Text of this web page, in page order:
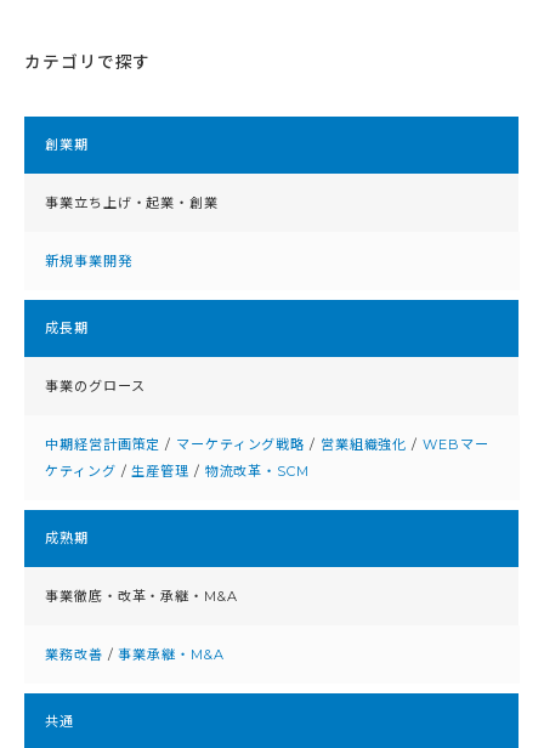
カテゴリで探す
創業期
事業立ち上げ・起業・創業
新規事業開発
成⻑期
事業のグロース
中期経営計画策定 / マーケティング戦略 / 営業組織強化 / WEBマー
ケティング /生産管理 / 物流改革・SCM
成熟期
事業徹底・改⾰・承継・M&A
業務改善 /事業承継・M&A
共通